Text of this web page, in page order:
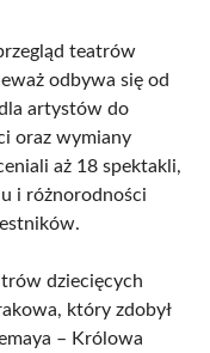
teatrów
odbywa się od
artystów do
oraz wymiany
aż 18 spektakli,
i różnorodności
dziecięcych
który zdobył
– Królowa